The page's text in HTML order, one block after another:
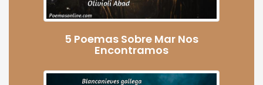
5 Poemas Sobre Mar Nos
Encontramos